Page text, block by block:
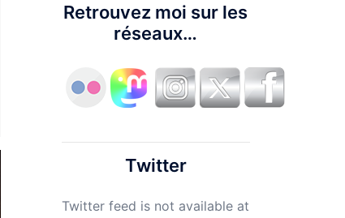
Retrouvez moi sur les
réseaux…
Twitter
Twitter feed is not available at